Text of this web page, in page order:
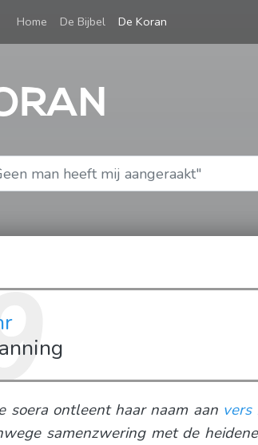
Home (current)
De Bijbel De Koran
soera ontleent haar naam aan vers
samenzwering met de